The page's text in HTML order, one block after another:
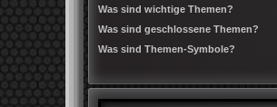
Was sind wichtige Themen?
Was sind geschlossene Themen?
Was sind Themen-Symbole?